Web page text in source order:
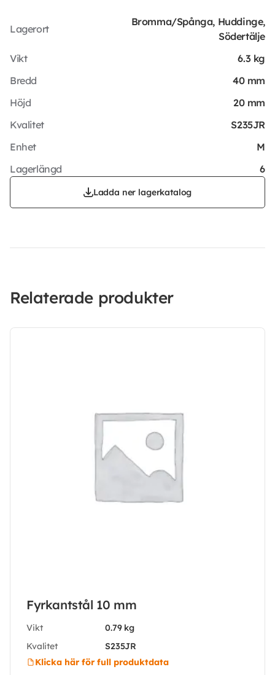
Lagerort
Bromma/Spånga, Huddinge,
Södertälje
Vikt
6.3 kg
Bredd
40 mm
Höjd
20 mm
Kvalitet
S235JR
Enhet
M
Lagerlängd
6
Ladda ner lagerkatalog
Relaterade produkter
Fyrkantstål 10 mm
Vikt
0.79 kg
Kvalitet
S235JR
Klicka här för full produktdata